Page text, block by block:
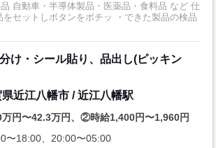
自動車・半導体製品・医薬品・食料品 など 仕
セットしボタンをポチッ ・できた製品の検品
け・シール貼り、品出し(ピッキン
近江八幡市 / 近江八幡駅
円〜42.3万円、②時給1,400円〜1,960円
18:00、20:00〜05:00